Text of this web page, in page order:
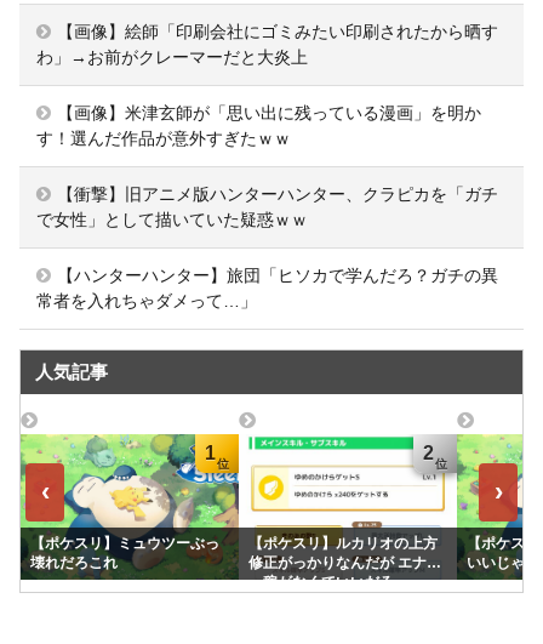
【画像】絵師「印刷会社にゴミみたい印刷されたから晒す
わ」→お前がクレーマーだと大炎上
【画像】米津玄師が「思い出に残っている漫画」を明か
す！選んだ作品が意外すぎたｗｗ
【衝撃】旧アニメ版ハンターハンター、クラピカを「ガチ
で女性」として描いていた疑惑ｗｗ
【ハンターハンター】旅団「ヒソカで学んだろ？ガチの異
常者を入れちゃダメって…」
人気記事
‹
1
【ポケスリ】ミュウツーぶっ
壊れだろこれ
2
【ポケスリ】ルカリオの上方
修正がっかりなんだが エナジ
ー稼がなくていいだろ
【ポケス
いいじゃん
›